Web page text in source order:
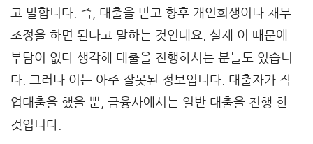
고 말합니다. 즉, 대출을 받고 향후 개인회생이나 채무
조정을 하면 된다고 말하는 것인데요. 실제 이 때문에
부담이 없다 생각해 대출을 진행하시는 분들도 있습니
다. 그러나 이는 아주 잘못된 정보입니다. 대출자가 작
업대출을 했을 뿐, 금융사에서는 일반 대출을 진행 한
것입니다.